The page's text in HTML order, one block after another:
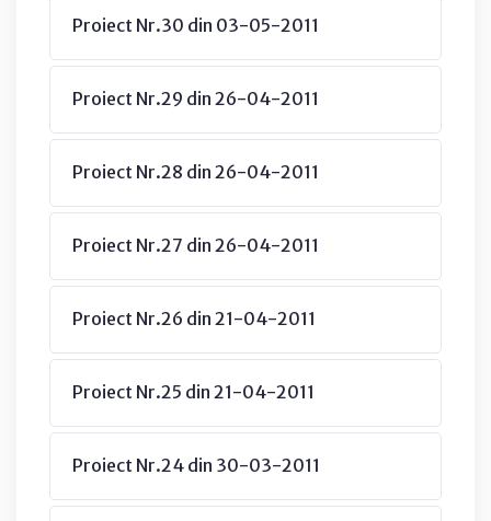
Proiect Nr.30 din 03-05-2011
Proiect Nr.29 din 26-04-2011
Proiect Nr.28 din 26-04-2011
Proiect Nr.27 din 26-04-2011
Proiect Nr.26 din 21-04-2011
Proiect Nr.25 din 21-04-2011
Proiect Nr.24 din 30-03-2011